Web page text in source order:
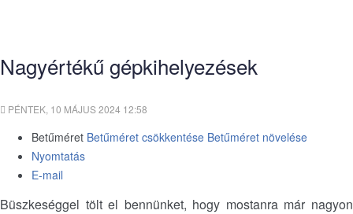
Nagyértékű gépkihelyezések
PÉNTEK, 10 MÁJUS 2024 12:58
Betűméret Betűméret csökkentése Betűméret növelése
Nyomtatás
E-mail
Büszkeséggel tölt el bennünket, hogy mostanra már nagyon